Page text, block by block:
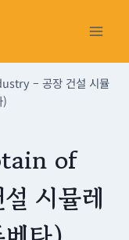
– 공장 건설 시뮬
)
of
시뮬레